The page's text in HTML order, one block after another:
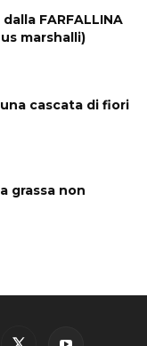
FARFALLINA
marshalli)
cascata di fiori
grassa non